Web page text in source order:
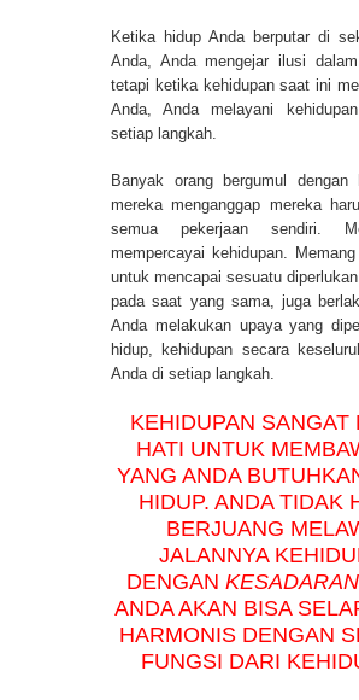
Ketika hidup Anda berputar di
Anda, Anda mengejar ilusi
tetapi ketika kehidupan saat ini
Anda, Anda melayani
setiap langkah.
Banyak orang bergumul dengan
mereka menganggap mereka
semua pekerjaan sendiri.
mempercayai kehidupan.
untuk mencapai sesuatu
pada saat yang sama, juga
Anda melakukan upaya yang
hidup, kehidupan secara
Anda di setiap langkah.
KEHIDUPAN SANGAT
HATI UNTUK
YANG ANDA
HIDUP. ANDA TIDAK
BERJUANG
JALANNYA
DENGAN
ANDA AKAN BISA
HARMONIS DENGAN
FUNGSI DARI